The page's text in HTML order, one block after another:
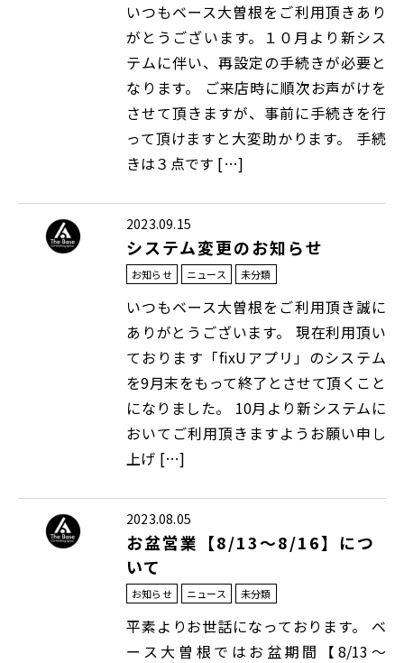
いつもベース大曽根をご利用頂きあり
がとうございます。１０月より新シス
テムに伴い、再設定の手続きが必要と
なります。 ご来店時に順次お声がけを
させて頂きますが、事前に手続きを行
って頂けますと大変助かります。 手続
きは３点です […]
2023.09.15
システム変更のお知らせ
お知らせ ニュース 未分類
いつもベース大曽根をご利用頂き誠に
ありがとうございます。 現在利用頂い
ております「fixUアプリ」のシステム
を9月末をもって終了とさせて頂くこと
になりました。 10月より新システムに
おいてご利用頂きますようお願い申し
上げ […]
2023.08.05
お盆営業【8/13～8/16】につ
いて
お知らせ ニュース 未分類
平素よりお世話になっております。 ベ
ース大曽根ではお盆期間【8/13～